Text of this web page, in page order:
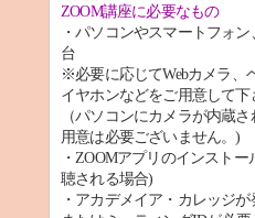
ZOOM講座に必要なもの
・パソコンやスマートフォ
台
※必要に応じてWebカメラ、
イヤホンなどをご用意して下
（パソコンにカメラが内蔵
用意は必要ございません。)
・ZOOMアプリのインスト
聴される場合)
・アカデメイア・カレッジ